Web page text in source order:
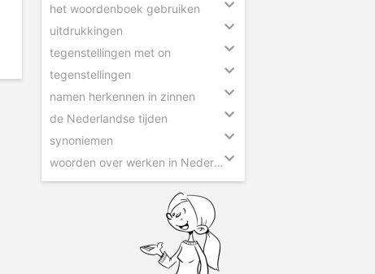
het woordenboek gebruiken
uitdrukkingen
tegenstellingen met on
tegenstellingen
namen herkennen in zinnen
de Nederlandse tijden
synoniemen
woorden over werken in Nederland